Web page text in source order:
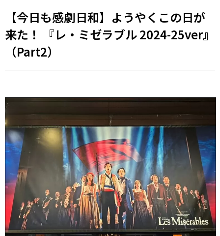
【今日も感劇日和】ようやくこの日が
来た！ 『レ・ミゼラブル 2024-25ver』
（Part2）